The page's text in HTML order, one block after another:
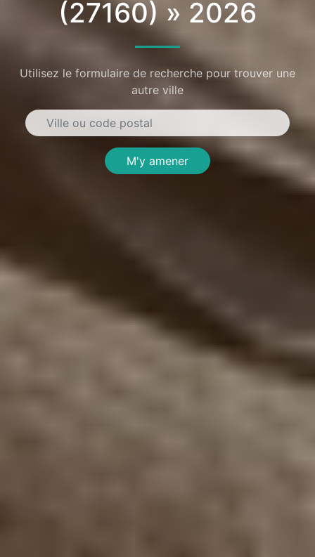
(27160) » 2026
Utilisez le formulaire de recherche pour trouver une
autre ville
M'y amener